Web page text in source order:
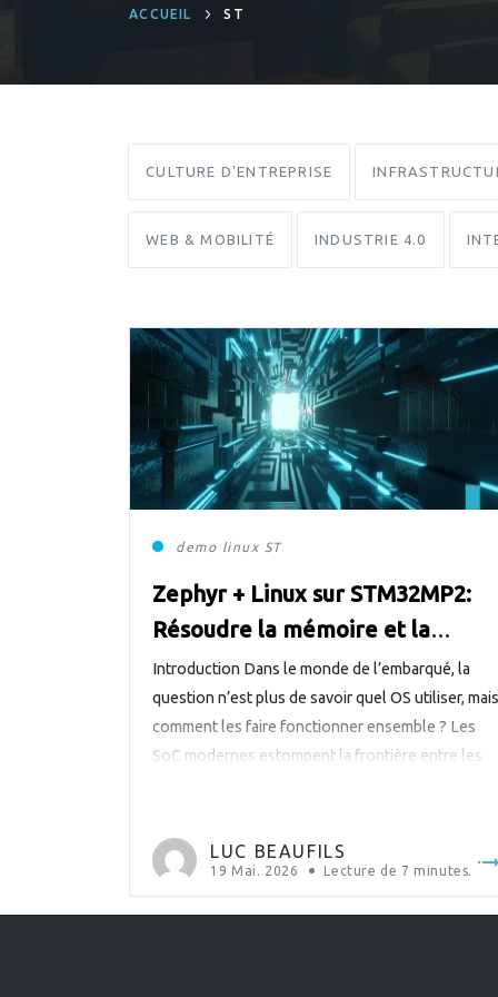
ACCUEIL ST
CULTURE D'ENTREPRISE
WEB & MOBILITÉ INDUSTRIE 4.0
demo linux ST
Zephyr + Linux sur STM32MP2:
Résoudre la mémoire et la
sécurité pour une opération à
faible consommation
Introduction Dans le monde de l’embarqué, la
question n’est plus de savoir quel OS utiliser,
comment les faire fonctionner ensemble ? Les
SoC modernes estompent la frontière entre les
de STMicroelectronics intègrent à la fois un
Cortex-A35, capable d’exécuter une distribution
LUC BEAUFILS
19 Mai. 2026 Lecture de 7 minutes.